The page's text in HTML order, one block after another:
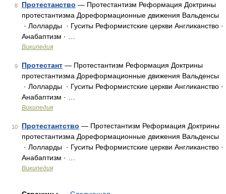
8 Протестанство — Протестантизм Реформация Доктрины
протестантизма Дореформационные движения Вальденсы
· Лолларды · Гуситы Реформистские церкви Англиканство ·
Анабаптизм · …
Википедия
9 Протестант — Протестантизм Реформация Доктрины
протестантизма Дореформационные движения Вальденсы
· Лолларды · Гуситы Реформистские церкви Англиканство ·
Анабаптизм · …
Википедия
10 Протестантство — Протестантизм Реформация Доктрины
протестантизма Дореформационные движения Вальденсы
· Лолларды · Гуситы Реформистские церкви Англиканство ·
Анабаптизм · …
Википедия